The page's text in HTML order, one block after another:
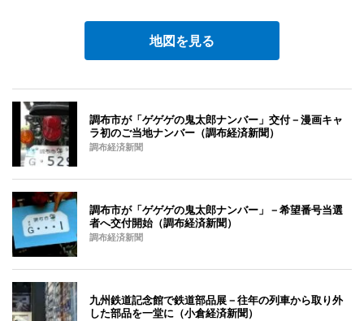
地図を見る
調布市が「ゲゲゲの鬼太郎ナンバー」交付－漫画キャ
ラ初のご当地ナンバー（調布経済新聞）
調布経済新聞
調布市が「ゲゲゲの鬼太郎ナンバー」－希望番号当選
者へ交付開始（調布経済新聞）
調布経済新聞
九州鉄道記念館で鉄道部品展－往年の列車から取り外
した部品を一堂に（小倉経済新聞）